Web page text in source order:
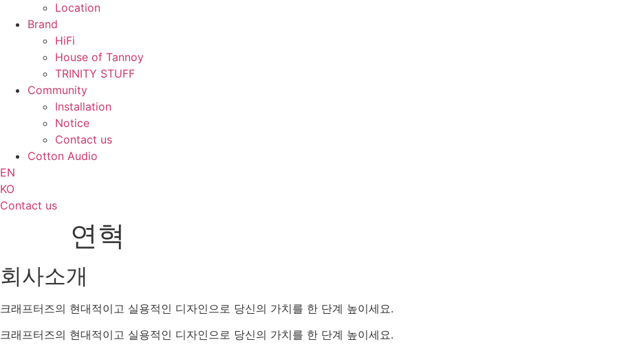
Location
Brand
HiFi
House of Tannoy
TRINITY STUFF
Community
Installation
Notice
Contact us
Cotton Audio
EN
KO
Contact us
연혁
회사소개
크래프터즈의 현대적이고 실용적인 디자인으로 당신의 가치를 한 단계 높이세요.
크래프터즈의 현대적이고 실용적인 디자인으로 당신의 가치를 한 단계 높이세요.